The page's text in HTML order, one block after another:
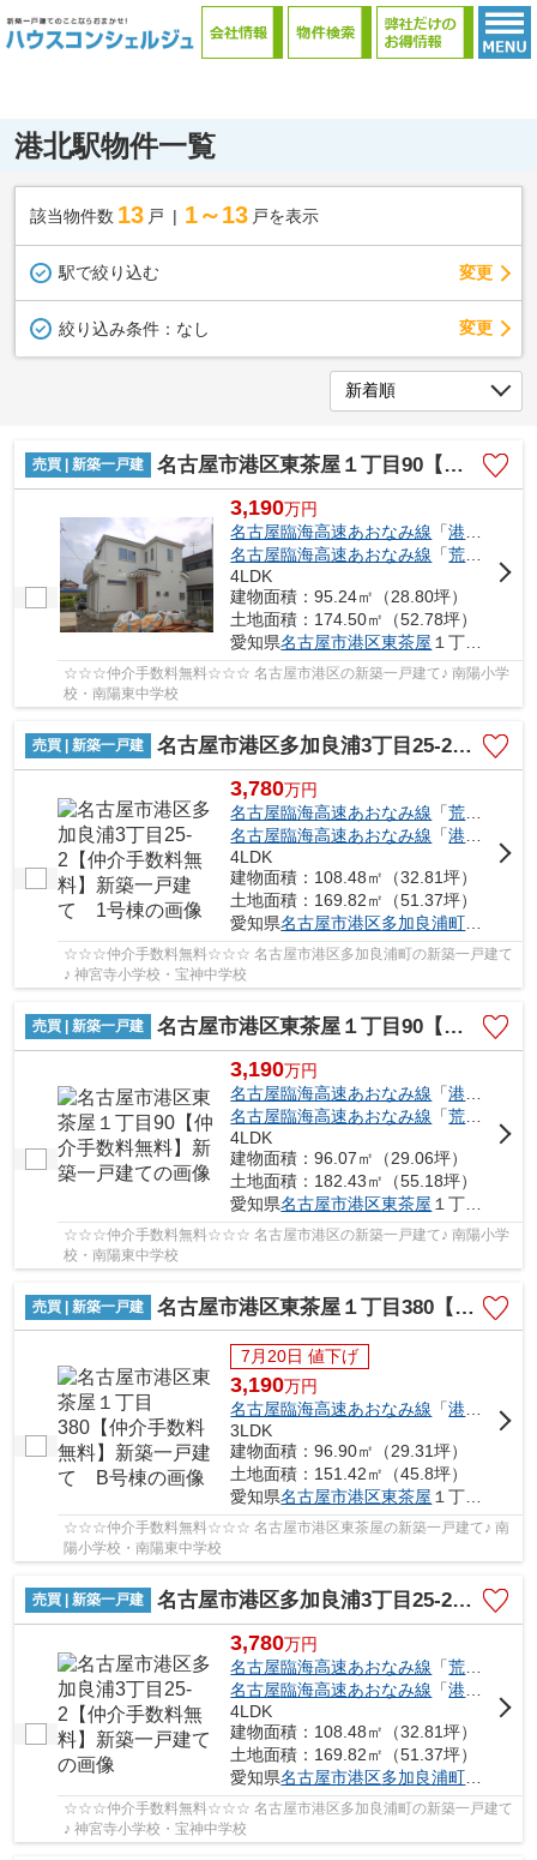
ハウスコンシェルジュ (有)日の出殖産
港北駅物件一覧
該当物件数 13 戸 1～13 戸を表示
駅で絞り込む 変更
絞り込み条件： なし 変更
売買 | 新築一戸建 名古屋市港区東茶屋１丁目90【仲介手数料無料】新築一戸建て
3,190万円
名古屋臨海高速あおなみ線 「港北
名古屋臨海高速あおなみ線 「荒子川公園
4LDK
建物面積：95.24㎡（28.80坪）
土地面積：174.50㎡（52.78坪）
愛知県名古屋市港区東茶屋 １丁目90
☆☆☆仲介手数料無料☆☆☆ 名古屋市港区の新築一戸建て♪ 南陽小学
校・南陽東中学校
売買 | 新築一戸建 名古屋市港区多加良浦3丁目25-2【仲介手数料無料】新築一戸建て 1号棟
3,780万円
名古屋臨海高速あおなみ線 「荒子川公園
名古屋臨海高速あおなみ線 「港北
4LDK
建物面積：108.48㎡（32.81坪）
土地面積：169.82㎡（51.37坪）
愛知県名古屋市港区多加良浦町
☆☆☆仲介手数料無料☆☆☆ 名古屋市港区多加良浦町の新築一戸建て
♪ 神宮寺小学校・宝神中学校
売買 | 新築一戸建 名古屋市港区東茶屋１丁目90【仲介手数料無料】新築一戸建て
3,190万円
名古屋臨海高速あおなみ線 「港北
名古屋臨海高速あおなみ線 「荒子川公園
4LDK
建物面積：96.07㎡（29.06坪）
土地面積：182.43㎡（55.18坪）
愛知県名古屋市港区東茶屋 １丁目90
☆☆☆仲介手数料無料☆☆☆ 名古屋市港区の新築一戸建て♪ 南陽小学
校・南陽東中学校
売買 | 新築一戸建 名古屋市港区東茶屋１丁目380【仲介手数料無料】新築一戸建て B号棟
7月20日 値下げ
3,190万円
名古屋臨海高速あおなみ線 「港北
」駅
3LDK
建物面積：96.90㎡（29.31坪）
土地面積：151.42㎡（45.8坪）
愛知県名古屋市港区東茶屋 １丁目380
☆☆☆仲介手数料無料☆☆☆ 名古屋市港区東茶屋の新築一戸建て♪ 南
陽小学校・南陽東中学校
売買 | 新築一戸建 名古屋市港区多加良浦3丁目25-2【仲介手数料無料】新築一戸建て
3,780万円
名古屋臨海高速あおなみ線 「荒子川公園
名古屋臨海高速あおなみ線 「港北
4LDK
建物面積：108.48㎡（32.81坪）
土地面積：169.82㎡（51.37坪）
愛知県名古屋市港区多加良浦町３丁目
☆☆☆仲介手数料無料☆☆☆ 名古屋市港区多加良浦町の新築一戸建て
♪ 神宮寺小学校・宝神中学校